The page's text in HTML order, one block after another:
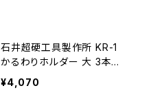
石井超硬工具製作所 KR-1
かるわりホルダー 大 3本入
り kr-1≪メーカー直送≫ K
R-1
¥4,070